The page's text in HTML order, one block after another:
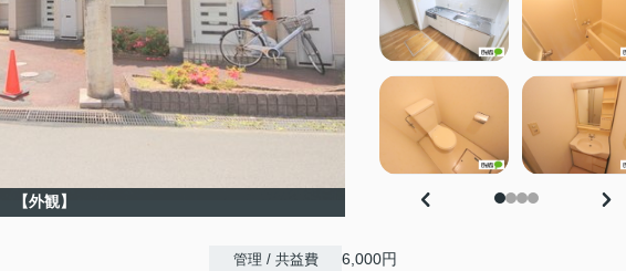
【外観】
管理 / 共益費 6,000円